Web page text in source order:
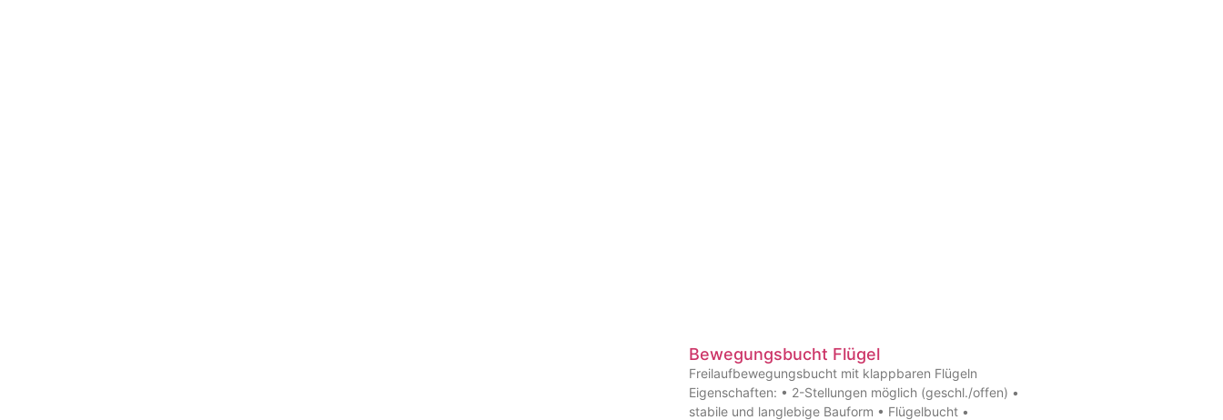
Bewegungsbucht Flügel
Freilaufbewegungsbucht mit klappbaren Flügeln
Eigenschaften: • 2-Stellungen möglich (geschl./offen) •
stabile und langlebige Bauform • Flügelbucht •